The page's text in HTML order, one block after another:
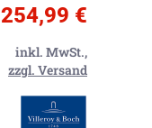
254,99 €
inkl. MwSt.,
zzgl. Versand